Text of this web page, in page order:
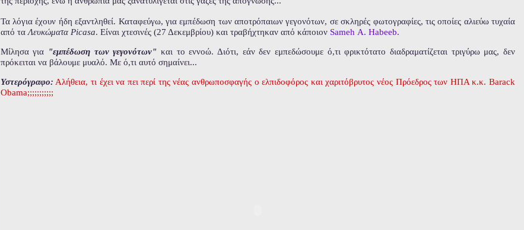
Τα λόγια έχουν ήδη εξαντληθεί. Καταφεύγω, για εμπέδωση των αποτρόπαιων γεγονότων, σε σκληρές φωτογραφίες, τις οποίες αλιεύω τυχαία
από τα Λευκώματα Picasa. Είναι χτεσινές (27 Δεκεμβρίου) και τραβήχτηκαν από κάποιον Sameh Α. Habeeb.
Μίλησα για "εμπέδωση των γεγονότων" και το εννοώ. Διότι, εάν δεν εμπεδώσουμε ό,τι φρικτότατο διαδραματίζεται τριγύρω μας, δεν
πρόκειται να βάλουμε μυαλό. Με ό,τι αυτό σημαίνει...
Υστερόγραφο: Αλήθεια, τι έχει να πει περί της νέας ανθρωποσφαγής ο ελπιδοφόρος και χαριτόβρυτος νέος Πρόεδρος των ΗΠΑ κ.κ. Barack
Obama;;;;;;;;;;;